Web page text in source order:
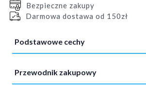
Bezpieczne zakupy
Darmowa dostawa od 150zł
Podstawowe cechy
Przewodnik zakupowy